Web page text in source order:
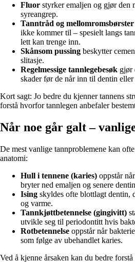
Fluor styrker emaljen og gjør den
syreangrep.
Tanntråd og mellomromsbørster
ikke kommer til – spesielt langs
lett kan trenge inn.
Skånsom pussing beskytter
slitasje.
Regelmessige tannlegebesøk gjør
skader før de når inn til dentin eller
Kort sagt: Jo bedre du kjenner tannens
forstå hvorfor tannlegen anbefaler
Når noe går galt –
De mest vanlige tannproblemene kan
anatomi:
Hull i tennene (karies) oppstår
bryter ned emaljen og senere
Ising skyldes ofte blottlagt dentin,
og varme.
Tannkjøttbetennelse (gingivitt)
utvikle seg til periodontitt hvis
Rotbetennelse oppstår når
som følge av ubehandlet karies.
Ved å kjenne årsaken kan du bedre